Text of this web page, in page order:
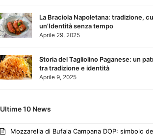
La Braciola Napoletana: tradizione,
un’Identità senza tempo
Aprile 29, 2025
Storia del Tagliolino Paganese: un
tra tradizione e identità
Aprile 9, 2025
Ultime 10 News
Mozzarella di Bufala Campana DOP: simbolo